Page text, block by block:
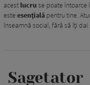
acest lucru se poate întoarce
este esențială pentru tine.
înseamnă social, fără să îți dai
Sagetator